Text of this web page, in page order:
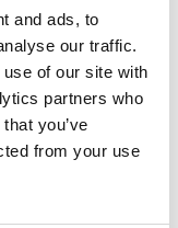
and ads, to
our traffic.
of our site with
partners who
you’ve
from your use